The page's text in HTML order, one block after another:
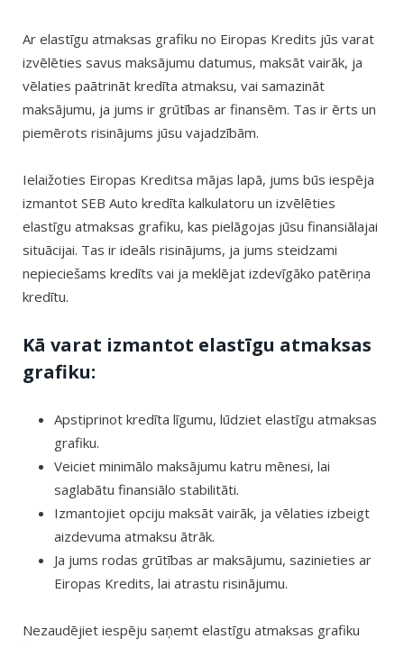
Ar elastīgu atmaksas grafiku no Eiropas Kredits jūs varat
izvēlēties savus maksājumu datumus, maksāt vairāk, ja
vēlaties paātrināt kredīta atmaksu, vai samazināt
maksājumu, ja jums ir grūtības ar finansēm. Tas ir ērts un
piemērots risinājums jūsu vajadzībām.
Ielaižoties Eiropas Kreditsa mājas lapā, jums būs iespēja
izmantot SEB Auto kredīta kalkulatoru un izvēlēties
elastīgu atmaksas grafiku, kas pielāgojas jūsu finansiālajai
situācijai. Tas ir ideāls risinājums, ja jums steidzami
nepieciešams kredīts vai ja meklējat izdevīgāko patēriņa
kredītu.
Kā varat izmantot elastīgu atmaksas
grafiku:
Apstiprinot kredīta līgumu, lūdziet elastīgu atmaksas
grafiku.
Veiciet minimālo maksājumu katru mēnesi, lai
saglabātu finansiālo stabilitāti.
Izmantojiet opciju maksāt vairāk, ja vēlaties izbeigt
aizdevuma atmaksu ātrāk.
Ja jums rodas grūtības ar maksājumu, sazinieties ar
Eiropas Kredits, lai atrastu risinājumu.
Nezaudējiet iespēju saņemt elastīgu atmaksas grafiku